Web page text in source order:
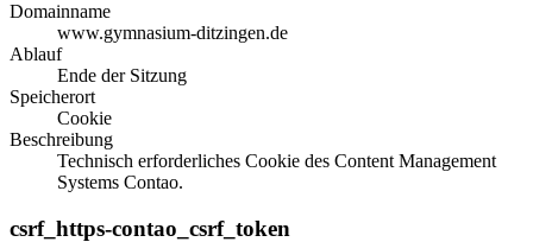
Domainname
www.gymnasium-ditzingen.de
Ablauf
Ende der Sitzung
Speicherort
Cookie
Beschreibung
Technisch erforderliches Cookie des Content Management
Systems Contao.
csrf_https-contao_csrf_token